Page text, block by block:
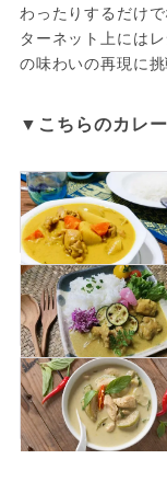
わったりするだけ
ターネット上には
の味わいの再現に
▼こちらのカレ